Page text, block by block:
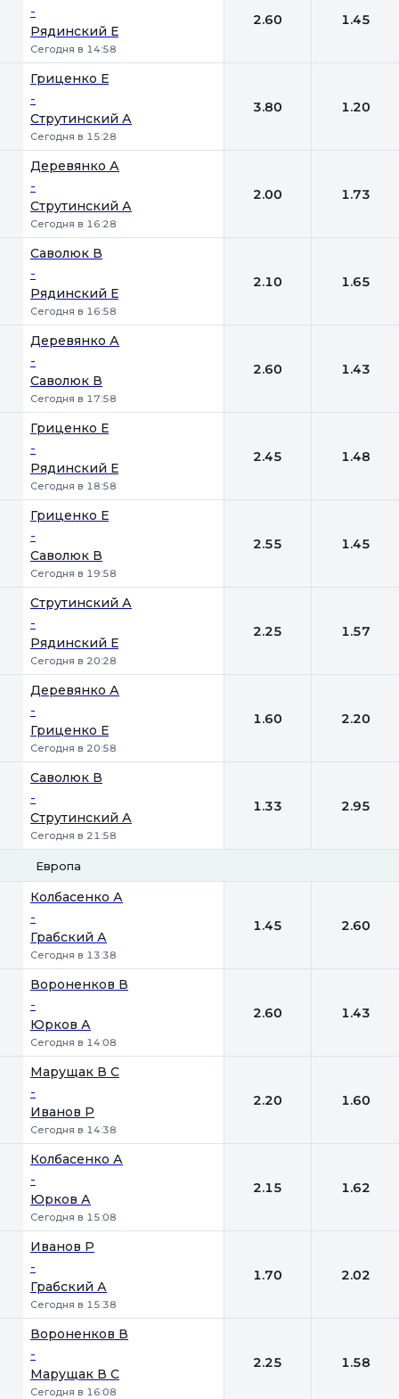
-
Рядинский Е
Сегодня в 14:58
2.60 1.45
Гриценко Е
-
Струтинский А
Сегодня в 15:28
3.80 1.20
Деревянко А
-
Струтинский А
Сегодня в 16:28
2.00 1.73
Саволюк В
-
Рядинский Е
Сегодня в 16:58
2.10 1.65
Деревянко А
-
Саволюк В
Сегодня в 17:58
2.60 1.43
Гриценко Е
-
Рядинский Е
Сегодня в 18:58
2.45 1.48
Гриценко Е
-
Саволюк В
Сегодня в 19:58
2.55 1.45
Струтинский А
-
Рядинский Е
Сегодня в 20:28
2.25 1.57
Деревянко А
-
Гриценко Е
Сегодня в 20:58
1.60 2.20
Саволюк В
-
Струтинский А
Сегодня в 21:58
1.33 2.95
Европа
Колбасенко А
-
Грабский А
Сегодня в 13:38
1.45 2.60
Вороненков В
-
Юрков А
Сегодня в 14:08
2.60 1.43
Марущак В С
-
Иванов Р
Сегодня в 14:38
2.20 1.60
Колбасенко А
-
Юрков А
Сегодня в 15:08
2.15 1.62
Иванов Р
-
Грабский А
Сегодня в 15:38
1.70 2.02
Вороненков В
-
Марущак В С
Сегодня в 16:08
2.25 1.58